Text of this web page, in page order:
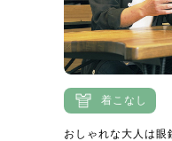
着こなし
おしゃれな大人は眼